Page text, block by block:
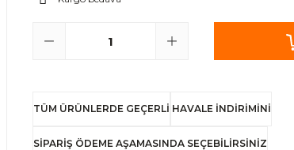
TÜM ÜRÜNLERDE GEÇERLİ HAVALE İNDİRİMİNİ
SİPARİŞ ÖDEME AŞAMASINDA SEÇEBİLİRSİNİZ